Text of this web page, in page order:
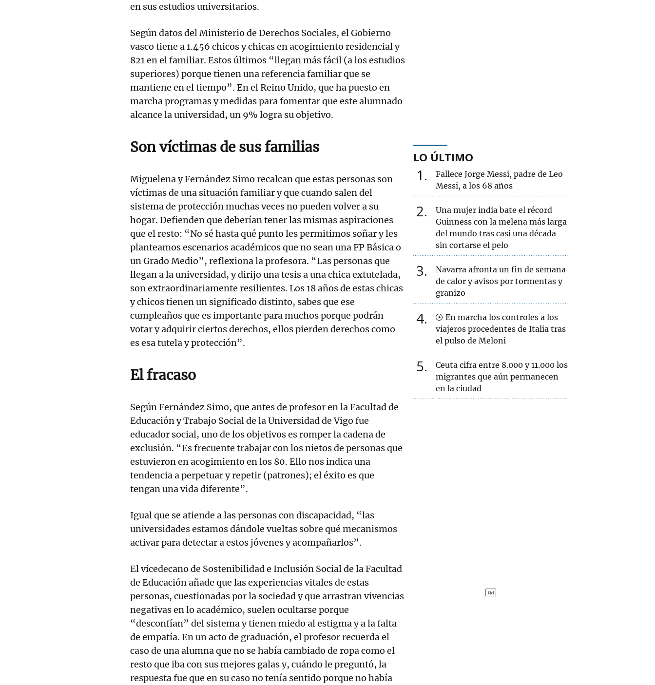
en sus estudios universitarios.
Según datos del Ministerio de Derechos Sociales, el Gobierno
vasco tiene a 1.456 chicos y chicas en acogimiento residencial y
821 en el familiar. Estos últimos “llegan más fácil (a los estudios
superiores) porque tienen una referencia familiar que se
mantiene en el tiempo”. En el Reino Unido, que ha puesto en
marcha programas y medidas para fomentar que este alumnado
alcance la universidad, un 9% logra su objetivo.
Son víctimas de sus familias
Miguelena y Fernández Simo recalcan que estas personas son
víctimas de una situación familiar y que cuando salen del
sistema de protección muchas veces no pueden volver a su
hogar. Defienden que deberían tener las mismas aspiraciones
que el resto: “No sé hasta qué punto les permitimos soñar y les
planteamos escenarios académicos que no sean una FP Básica o
un Grado Medio”, reflexiona la profesora. “Las personas que
llegan a la universidad, y dirijo una tesis a una chica extutelada,
son extraordinariamente resilientes. Los 18 años de estas chicas
y chicos tienen un significado distinto, sabes que ese
cumpleaños que es importante para muchos porque podrán
votar y adquirir ciertos derechos, ellos pierden derechos como
es esa tutela y protección”.
El fracaso
Según Fernández Simo, que antes de profesor en la Facultad de
Educación y Trabajo Social de la Universidad de Vigo fue
educador social, uno de los objetivos es romper la cadena de
exclusión. “Es frecuente trabajar con los nietos de personas que
estuvieron en acogimiento en los 80. Ello nos indica una
tendencia a perpetuar y repetir (patrones); el éxito es que
tengan una vida diferente”.
Igual que se atiende a las personas con discapacidad, “las
universidades estamos dándole vueltas sobre qué mecanismos
activar para detectar a estos jóvenes y acompañarlos”.
El vicedecano de Sostenibilidad e Inclusión Social de la Facultad
de Educación añade que las experiencias vitales de estas
personas, cuestionadas por la sociedad y que arrastran vivencias
negativas en lo académico, suelen ocultarse porque
“desconfían” del sistema y tienen miedo al estigma y a la falta
de empatía. En un acto de graduación, el profesor recuerda el
caso de una alumna que no se había cambiado de ropa como el
resto que iba con sus mejores galas y, cuándo le preguntó, la
respuesta fue que en su caso no tenía sentido porque no había
LO ÚLTIMO
1
Fallece Jorge Messi, padre de Leo
Messi, a los 68 años
2
Una mujer india bate el récord
Guinness con la melena más larga
del mundo tras casi una década
sin cortarse el pelo
3
Navarra afronta un fin de semana
de calor y avisos por tormentas y
granizo
4
En marcha los controles a los
viajeros procedentes de Italia tras
el pulso de Meloni
5
Ceuta cifra entre 8.000 y 11.000 los
migrantes que aún permanecen
en la ciudad